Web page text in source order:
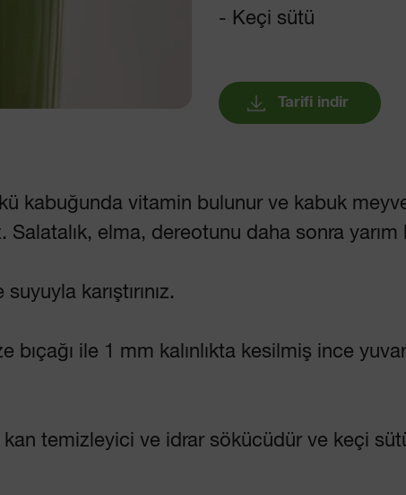
- Keçi sütü
Tarifi indir
kabuğunda vitamin bulunur ve kabuk
Salatalık, elma, dereotunu daha sonra
karıştırınız.
bıçağı ile 1 mm kalınlıkta kesilmiş ince
temizleyici ve idrar sökücüdür ve keçi